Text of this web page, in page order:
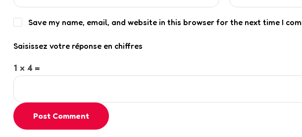
Save my name, email, and website in this browser for the next time I
Saisissez votre réponse en chiffres
1 × 4 =
Post Comment